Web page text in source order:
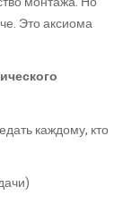
Это аксиома
каждому, кто